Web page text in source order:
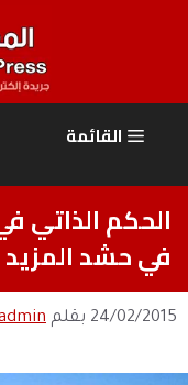
القائمة
الحكم الذاتي
في حشد
24/02/2015 بقلم